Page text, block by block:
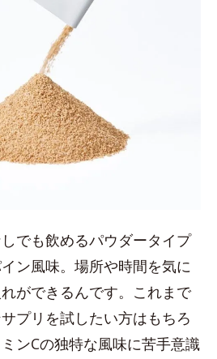
でも飲めるパウダータイプ
ン風味。場所や時間を気に
ができるんです。これまで
プリを試したい方はもちろ
ンCの独特な風味に苦手意識